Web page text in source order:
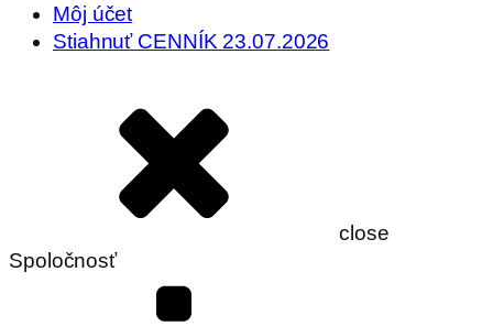
Môj účet
Stiahnuť CENNÍK 23.07.2026
close
Spoločnosť